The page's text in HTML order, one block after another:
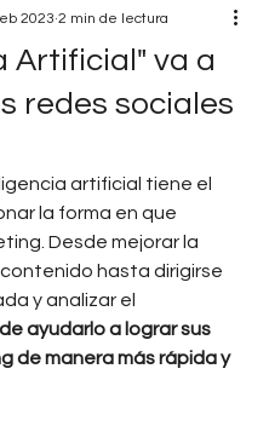
Artificial" va a
redes sociales
2023 2 min de lectura
artificial tiene el
la forma en que
Desde mejorar la
hasta dirigirse
y analizar el
ayudarlo a lograr sus
de manera más rápida y